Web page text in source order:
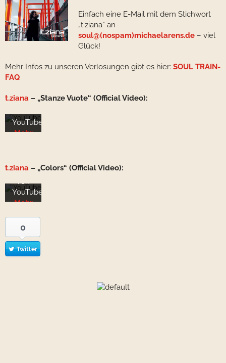
Einfach eine E-Mail mit dem Stichwort
„t.ziana“ an
soul@(nospam)michaelarens.de – viel
Glück!
Mehr Infos zu unseren Verlosungen gibt es hier: SOUL TRAIN-
FAQ
t.ziana – „Stanze Vuote“ (Official Video):
Mit
dem
Laden
akzeptieren
Sie
Datenschutzerklärung
von
YouTube.
Mehr
Video
laden
YouTube
t.ziana – „Colors“ (Official Video):
dem
des
Videos
Datenschutzerklärung
von
YouTube.
Mehr
Video
laden
0
Twitter